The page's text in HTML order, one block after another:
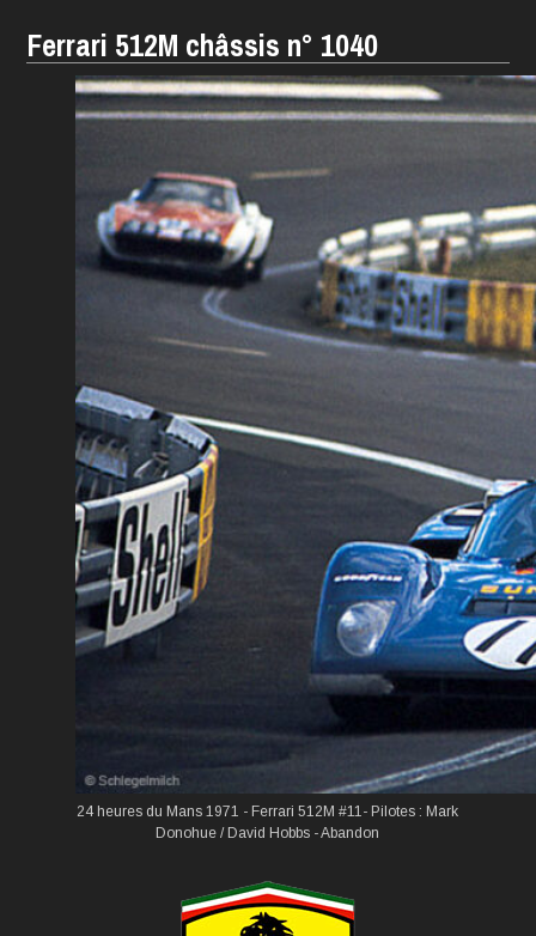
Ferrari 512M châssis n° 1040
24 heures du Mans 1971 - Ferrari 512M #11- Pilotes : Mark
Donohue / David Hobbs - Abandon